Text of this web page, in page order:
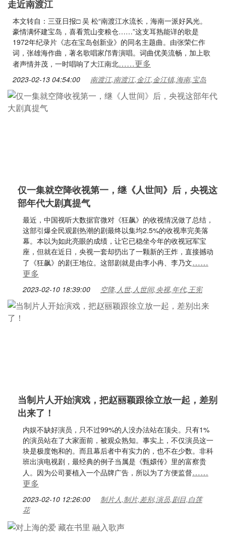
走近南渡江
本文转自：三亚日报□ 吴 松“南渡江水流长，海南一派好风光。
豪情满怀建宝岛，喜看荒山变粮仓……”这支耳熟能详的歌是
1972年纪录片《志在宝岛创新业》的同名主题曲。由张荣仁作
词，张雄海作曲，著名歌唱家邝青演唱。词曲优美流畅，加上歌
者声情并茂，一时唱响了大江南北……更多
2023-02-13 04:54:00 南渡江,南渡江,金江,金江镇,海南,宝岛
仅一集就空降收视第一，继《人世间》后，央视这
部年代大剧真提气
最近，中国视听大数据官微对《狂飙》的收视情况做了总结，
这部引爆全民观剧热潮的剧最终以集均2.5%的收视率完美落
幕。本以为如此亮眼的成绩，让它已稳坐今年的收视冠军宝
座，但就在近日，央视一套却扔出了一颗新的王炸，直接撼动
了《狂飙》的剧王地位。这部剧就是由李小冉、李乃文……
更多
2023-02-10 18:39:00 空降,人世,人世间,央视,年代,王宪
当制片人开始演戏，把赵丽颖跟徐立放一起，差别
出来了！
内娱不缺好演员，只不过99%的人没办法站在顶尖。只有1%
的演员站在了大家面前，被观众熟知。事实上，不仅演员这一
块是极度饱和的。而且幕后者中有实力的，也不在少数。非科
班出演电视剧，最经典的例子当属是《甄嬛传》里的富察贵
人。因为公司要植入一个品牌广告，所以为了方便监督……
更多
2023-02-10 12:26:00
制片人,制片,差别,演员,剧目,白莲
花